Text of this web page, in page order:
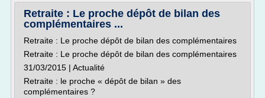
Retraite : Le proche dépôt de bilan des
complémentaires ...
Retraite : Le proche dépôt de bilan des complémentaires
Retraite : Le proche dépôt de bilan des complémentaires
31/03/2015 | Actualité
Retraite : le proche « dépôt de bilan » des
complémentaires ?